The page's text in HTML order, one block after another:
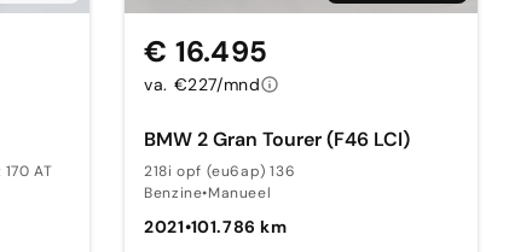
AT
BMW 2 Gran Tourer (F46 LCI)
218i opf (eu6ap) 136
Benzine•Manueel
2021•101.786 km
€ 16.495
va. €227/mnd